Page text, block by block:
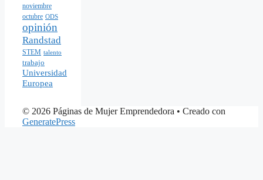
noviembre
octubre ODS
opinión
Randstad
STEM talento
trabajo
Universidad
Europea
© 2026 Páginas de Mujer Emprendedora • Creado con
GeneratePress